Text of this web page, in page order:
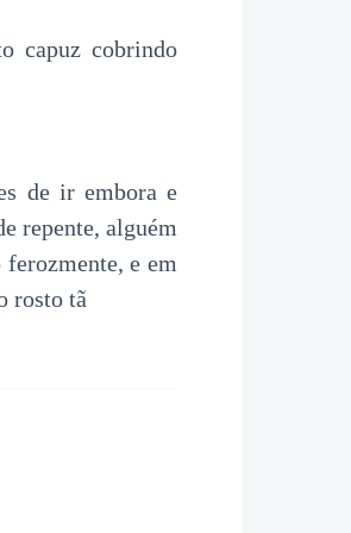
capuz cobrindo
de ir embora e
repente, alguém
e em
rosto tã